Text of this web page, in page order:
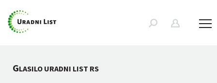
GLASILO URADNI LIST RS